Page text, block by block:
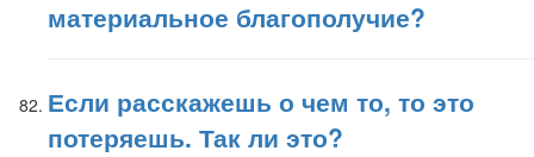
материальное благополучие?
Если расскажешь о чем то, то это
потеряешь. Так ли это?